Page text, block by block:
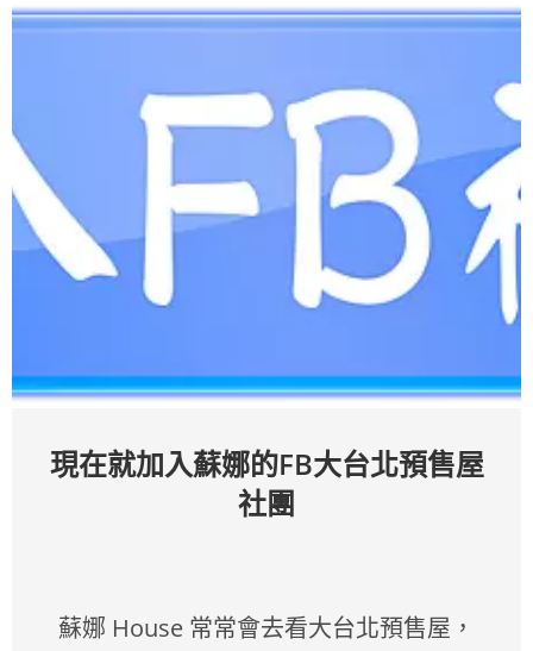
現在就加入蘇娜的FB大台北預售屋
社團
蘇娜 House 常常會去看大台北預售屋，